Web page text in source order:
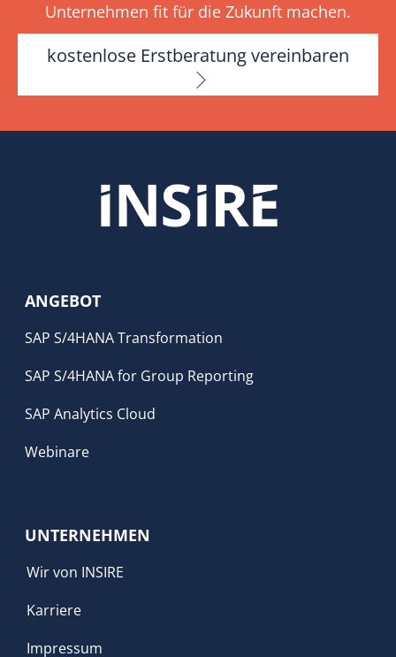
Unternehmen fit für die Zukunft machen.
kostenlose Erstberatung vereinbaren
ANGEBOT
SAP S/4HANA Transformation
SAP S/4HANA for Group Reporting
SAP Analytics Cloud
Webinare
UNTERNEHMEN
Wir von INSIRE
Karriere
Impressum